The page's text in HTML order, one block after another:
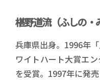
椹野道流（ふしの・
兵庫県出身。1996年
ワイトハート大賞エ
を受賞。1997年に発